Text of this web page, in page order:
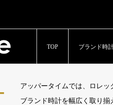
の販売、通販サイト「
TOP ブランド時
アッパータイムでは、ロレ
ブランド時計を幅広く取り揃